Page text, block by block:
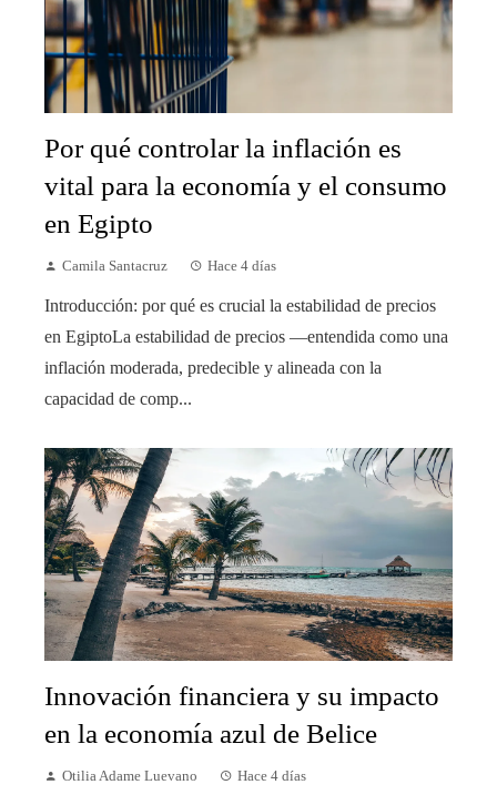
Por qué controlar la inflación es
vital para la economía y el consumo
en Egipto
Camila Santacruz Hace 4 días
Introducción: por qué es crucial la estabilidad de precios
en EgiptoLa estabilidad de precios —entendida como una
inflación moderada, predecible y alineada con la
capacidad de comp...
Innovación financiera y su impacto
en la economía azul de Belice
Otilia Adame Luevano Hace 4 días